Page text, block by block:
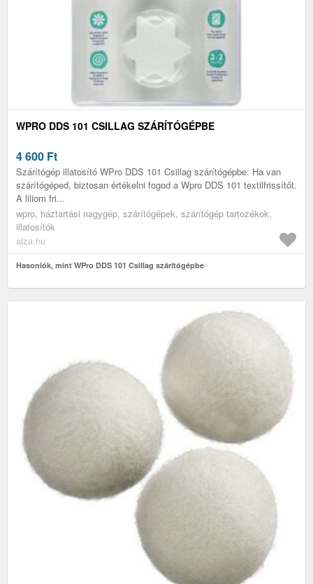
WPRO DDS 101 CSILLAG SZÁRÍTÓGÉPBE
4 600 Ft
Szárítógép illatosító WPro DDS 101 Csillag szárítógépbe: Ha van
szárítógéped, biztosan értékelni fogod a Wpro DDS 101 textilfrissítőt.
A liliom fri...
wpro, háztartási nagygép, szárítógépek, szárítógép tartozékok,
illatosítók
alza.hu
Hasonlók, mint WPro DDS 101 Csillag szárítógépbe